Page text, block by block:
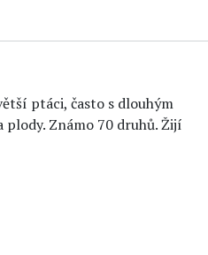
ptáci, často s dlouhým
plody. Známo 70 druhů. Žijí